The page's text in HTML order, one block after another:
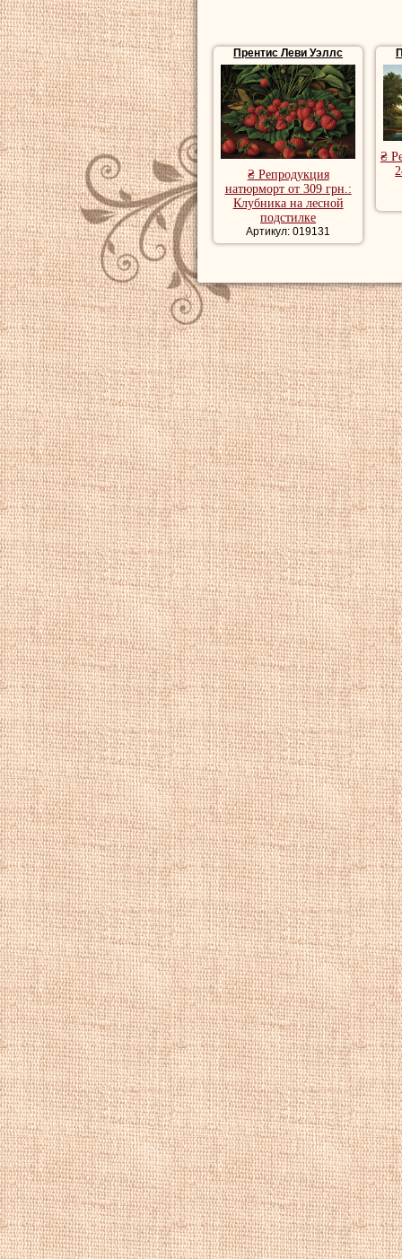
Прентис Леви Уэллс
₴ Репродукция
натюрморт от 309 грн.:
Клубника на лесной
подстилке
Артикул: 019131
₴